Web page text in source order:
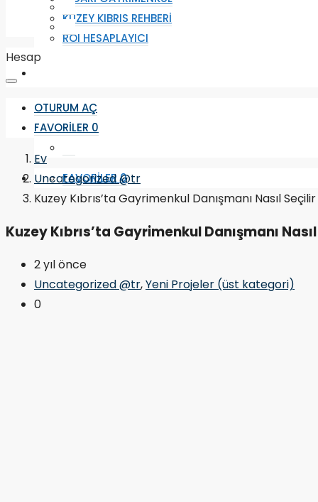
KUZEY KIBRIS REHBERI
ROI HESAPLAYICI
FAVORILER0
Hesap
OTURUM AÇ
FAVORILER 0
Ev
Uncategorized @tr
Kuzey Kıbrıs’ta Gayrimenkul Danışmanı Nasıl
Kuzey Kıbrıs’ta Gayrimenkul Danışmanı
2 yıl önce
Uncategorized @tr,Yeni Projeler (üst kategori)
0